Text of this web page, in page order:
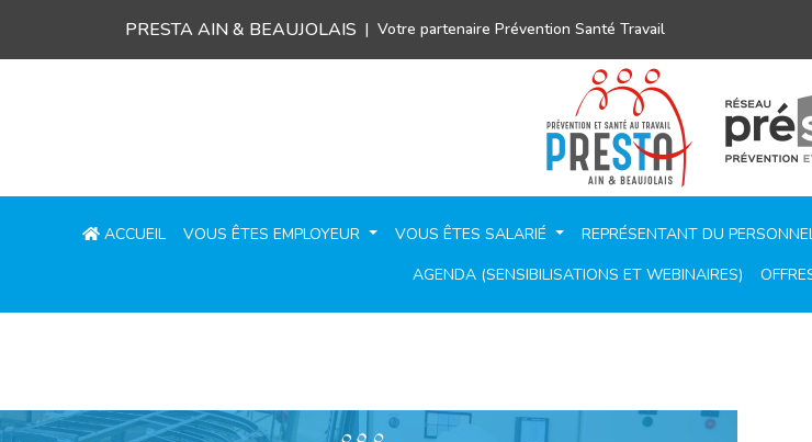
PRESTA AIN & BEAUJOLAIS Votre partenaire Prévention Santé Travail
ACCUEIL VOUS ÊTES EMPLOYEUR VOUS ÊTES SALARIÉ REPRÉSENTANT DU
AGENDA (SENSIBILISATIONS ET WEBINAIRES)